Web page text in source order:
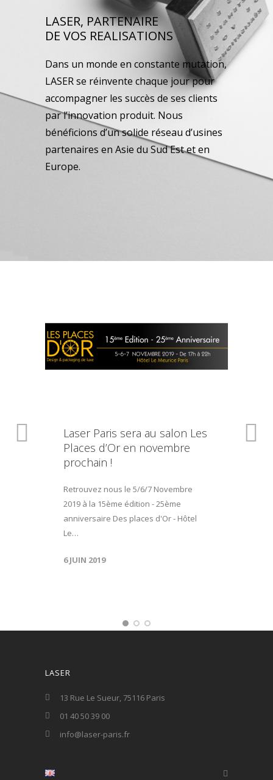
LASER, PARTENAIRE
DE VOS REALISATIONS
Dans un monde en constante mutation,
LASER se réinvente chaque jour pour
accompagner les succès de ses clients
par l’innovation produit. Nous
bénéficions d’un solide réseau d’usines
partenaires en Asie du Sud Est et en
Europe.
Laser Paris sera au salon Les
Places d’Or en novembre
prochain !
Retrouvez nous le 5/6/7 Novembre
2019 à la 15ème édition - 25ème
anniversaire Des places d'Or - Hôtel
Le…
6 JUIN 2019
LASER
13 Rue Le Sueur, 75116 Paris
01 40 50 39 00
info@laser-paris.fr